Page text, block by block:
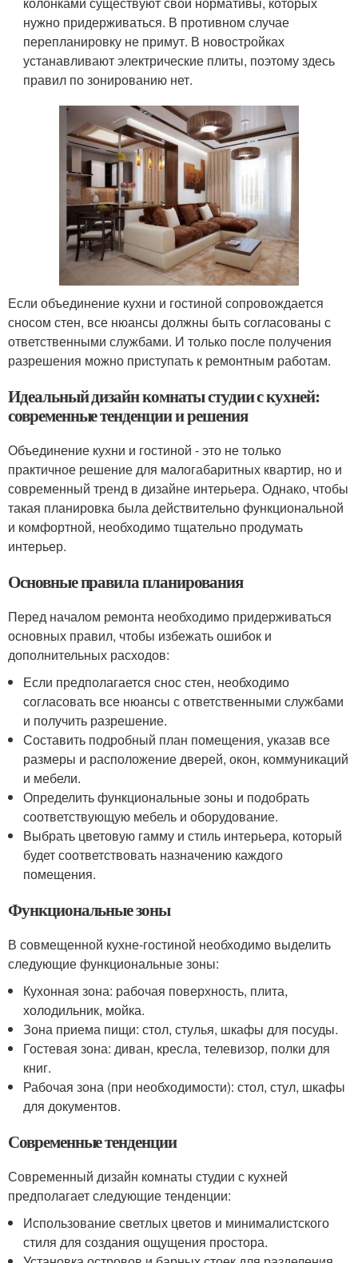
нужно придерживаться. В противном случае
перепланировку не примут. В новостройках
устанавливают электрические плиты, поэтому здесь
правил по зонированию нет.
Если объединение кухни и гостиной сопровождается
сносом стен, все нюансы должны быть согласованы с
ответственными службами. И только после получения
разрешения можно приступать к ремонтным работам.
Идеальный дизайн комнаты студии с кухней:
современные тенденции и решения
Объединение кухни и гостиной - это не только
практичное решение для малогабаритных квартир, но и
современный тренд в дизайне интерьера. Однако, чтобы
такая планировка была действительно функциональной
и комфортной, необходимо тщательно продумать
интерьер.
Основные правила планирования
Перед началом ремонта необходимо придерживаться
основных правил, чтобы избежать ошибок и
дополнительных расходов:
Если предполагается снос стен, необходимо
согласовать все нюансы с ответственными службами
и получить разрешение.
Составить подробный план помещения, указав все
размеры и расположение дверей, окон, коммуникаций
и мебели.
Определить функциональные зоны и подобрать
соответствующую мебель и оборудование.
Выбрать цветовую гамму и стиль интерьера, который
будет соответствовать назначению каждого
помещения.
Функциональные зоны
В совмещенной кухне-гостиной необходимо выделить
следующие функциональные зоны:
Кухонная зона: рабочая поверхность, плита,
холодильник, мойка.
Зона приема пищи: стол, стулья, шкафы для посуды.
Гостевая зона: диван, кресла, телевизор, полки для
книг.
Рабочая зона (при необходимости): стол, стул, шкафы
для документов.
Современные тенденции
Современный дизайн комнаты студии с кухней
предполагает следующие тенденции:
Использование светлых цветов и минималистского
стиля для создания ощущения простора.